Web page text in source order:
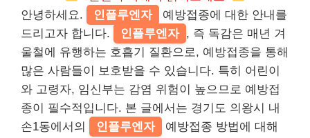
안녕하세요.
인플루엔자
예방접종에 대한 안내를
드리고자 합니다.
인플루엔자 , 즉 독감은 매년 겨
울철에 유행하는 호흡기 질환으로, 예방접종을 통해
많은 사람들이 보호받을 수 있습니다. 특히 어린이
와 고령자, 임신부는 감염 위험이 높으므로 예방접
종이 필수적입니다. 본 글에서는 경기도 의왕시 내
손1동에서의
인플루엔자
예방접종 방법에 대해